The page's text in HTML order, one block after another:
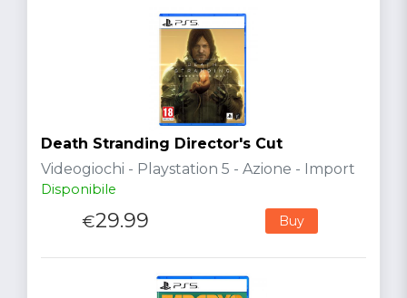
Death Stranding Director's Cut
Videogiochi - Playstation 5 - Azione - Import
Disponibile
€29.99 Buy